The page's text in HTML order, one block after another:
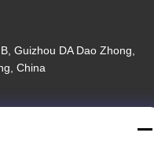
Guizhou DA Dao Zhong,
China